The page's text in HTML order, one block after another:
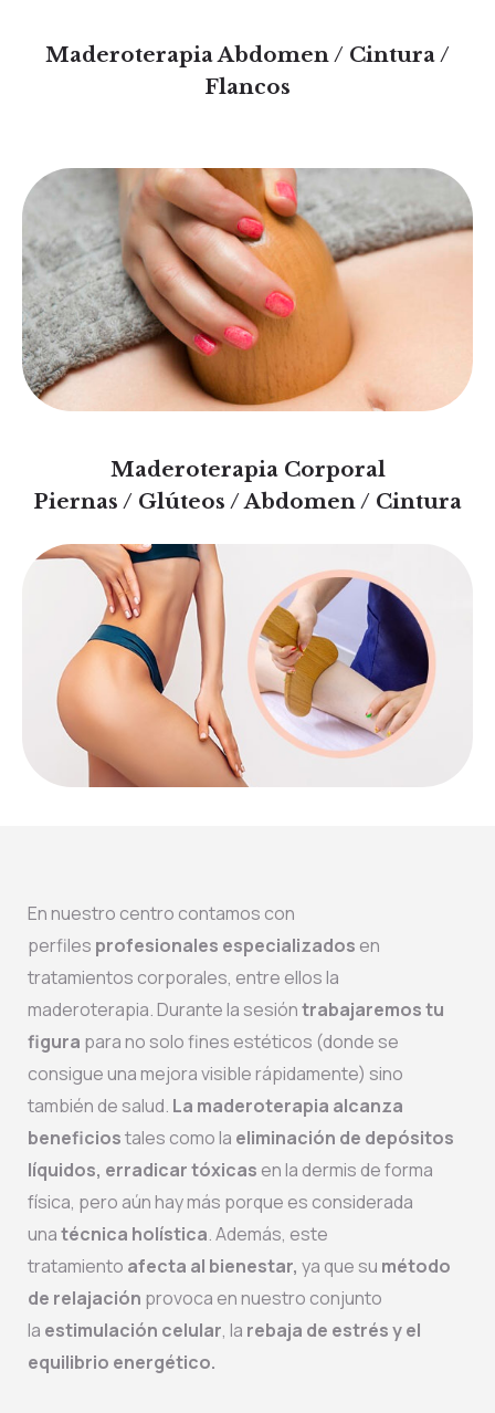
Maderoterapia Abdomen / Cintura /
Flancos
Maderoterapia Corporal
Piernas / Glúteos / Abdomen / Cintura
En nuestro centro contamos con
perfiles profesionales especializados en
tratamientos corporales, entre ellos la
maderoterapia. Durante la sesióntrabajaremos tu
figura para no solo fines estéticos (donde se
consigue una mejora visible rápidamente) sino
también de salud. La maderoterapia alcanza
beneficiostales como la eliminación de depósitos
líquidos, erradicar tóxicas en la dermis de forma
física, pero aún hay más porque es considerada
unatécnica holística. Además, este
tratamiento afecta al bienestar, ya que su método
de relajación provoca en nuestro conjunto
la estimulación celular, la rebaja de estrés y el
equilibrio energético.